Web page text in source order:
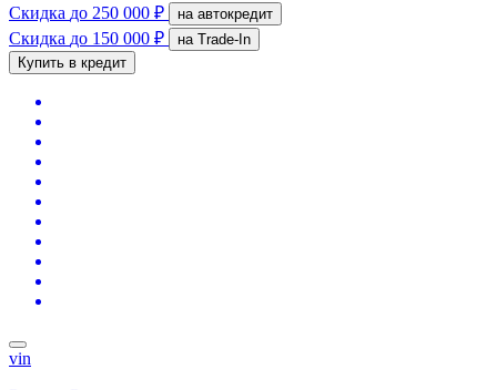
Скидка до 250 000 ₽ на автокредит
Скидка до 150 000 ₽
на Trade-In
Купить в кредит
vin